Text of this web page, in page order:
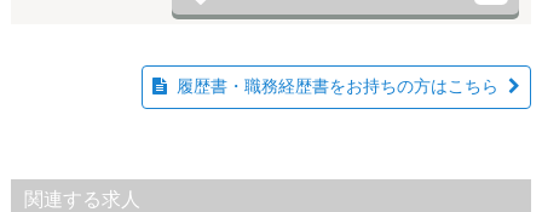
履歴書・職務経歴書をお持ちの方はこちら
関連する求人